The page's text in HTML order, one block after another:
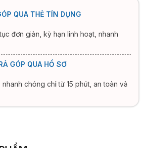
QUA THẺ TÍN DỤNG
đơn giản, kỳ hạn linh hoạt, nhanh
GÓP QUA HỒ SƠ
chóng chỉ từ 15 phút, an toàn và